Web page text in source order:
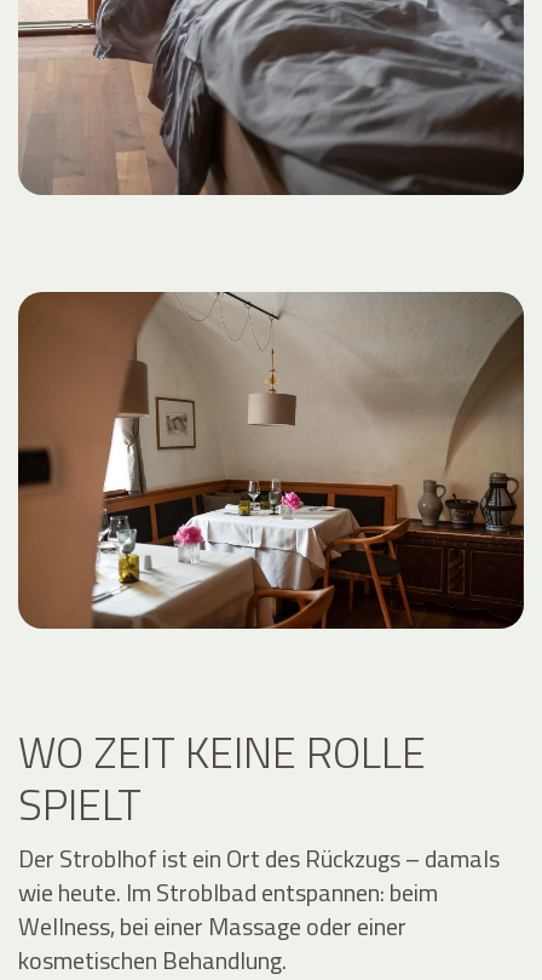
WO ZEIT KEINE ROLLE
SPIELT
Der Stroblhof ist ein Ort des Rückzugs – damals
wie heute. Im Stroblbad entspannen: beim
Wellness, bei einer Massage oder einer
kosmetischen Behandlung.